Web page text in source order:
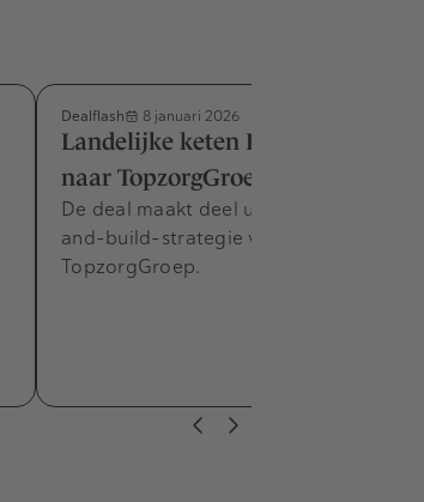
Dealflash 8 januari 2026
Landelijke keten FysioHolland
naar TopzorgGroep
De deal maakt deel uit van de buy-
and-build-strategie van
TopzorgGroep.